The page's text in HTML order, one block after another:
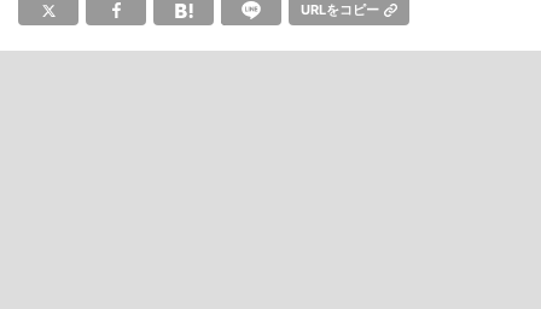
URLをコピー